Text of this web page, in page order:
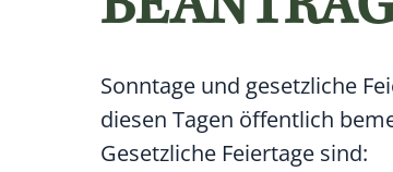
Sonntage und gesetzliche
diesen Tagen öffentlich
Gesetzliche Feiertage sind: